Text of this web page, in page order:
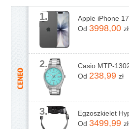
1.
Od 3998,00 zł
2.
Od 238,99 zł
3.
Od 3499,99 zł